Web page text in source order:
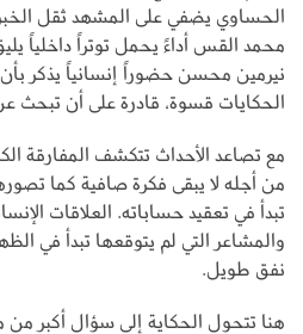
الحساوي يضفي على المشهد ثقل
محمد القس أداءً يحمل توتراً داخلياً
نيرمين محسن حضوراً إنسانياً يذكر بأن
الحكايات قسوة، قادرة على أن
مع تصاعد الأحداث تتكشف المفارقة
من أجله لا يبقى فكرة صافية كما
تبدأ في تعقيد حساباته. العلاقات
والمشاعر التي لم يتوقعها تبدأ في
نفق طويل.
هنا تتحول الحكاية إلى سؤال أكبر من